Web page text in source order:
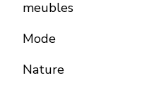
meubles
Mode
Nature